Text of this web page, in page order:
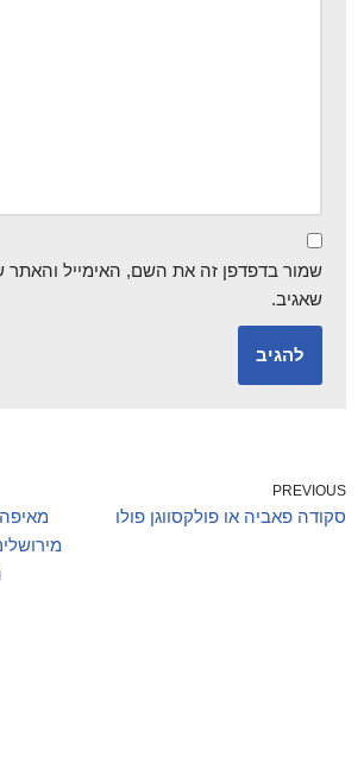
שמור בדפדפן זה את השם, האימייל
שאגיב.
PREVIOUS
סקודה פאביה או פולקסווגן פולו
מאיפה